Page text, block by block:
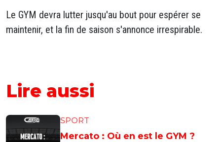
Le GYM devra lutter jusqu'au bout pour espérer se
maintenir, et la fin de saison s'annonce irrespirable.
Lire aussi
SPORT
Mercato : Où en est le GYM ?